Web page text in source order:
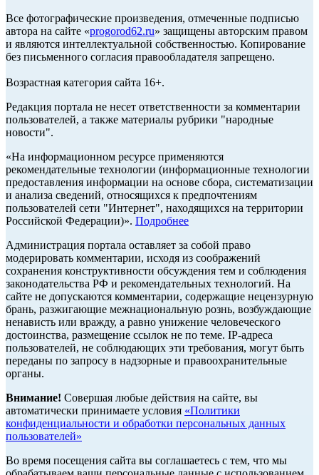
Все фотографические произведения, отмеченные подписью
автора на сайте «progorod62.ru» защищены авторским правом
и являются интеллектуальной собственностью. Копирование
без письменного согласия правообладателя запрещено.
Возрастная категория сайта 16+.
Редакция портала не несет ответственности за комментарии
пользователей, а также материалы рубрики "народные
новости".
«На информационном ресурсе применяются
рекомендательные технологии (информационные технологии
предоставления информации на основе сбора, систематизации
и анализа сведений, относящихся к предпочтениям
пользователей сети "Интернет", находящихся на территории
Российской Федерации)». Подробнее
Администрация портала оставляет за собой право
модерировать комментарии, исходя из соображений
сохранения конструктивности обсуждения тем и соблюдения
законодательства РФ и рекомендательных технологий. На
сайте не допускаются комментарии, содержащие нецензурную
брань, разжигающие межнациональную рознь, возбуждающие
ненависть или вражду, а равно унижение человеческого
достоинства, размещение ссылок не по теме. IP-адреса
пользователей, не соблюдающих эти требования, могут быть
переданы по запросу в надзорные и правоохранительные
органы.
Внимание! Совершая любые действия на сайте, вы
автоматически принимаете условия «Политики
конфиденциальности и обработки персональных данных
пользователей»
Во время посещения сайта вы соглашаетесь с тем, что мы